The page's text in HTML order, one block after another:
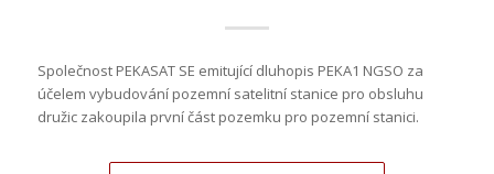
Společnost PEKASAT SE emitující dluhopis PEKA1 NGSO za
účelem vybudování pozemní satelitní stanice pro obsluhu
družic zakoupila první část pozemku pro pozemní stanici.